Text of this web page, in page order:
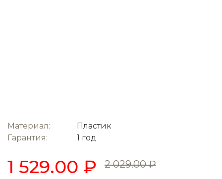
Материал:
Пластик
Гарантия:
1 год
1 529.00 ₽ 2 029.00 ₽